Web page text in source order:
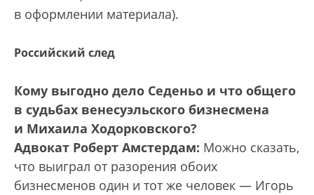
в оформлении материала).
Российский след
Кому выгодно дело Седеньо и что общего
в судьбах венесуэльского бизнесмена
и Михаила Ходорковского?
Адвокат Роберт Амстердам: Можно сказать,
что выиграл от разорения обоих
бизнесменов один и тот же человек — Игорь